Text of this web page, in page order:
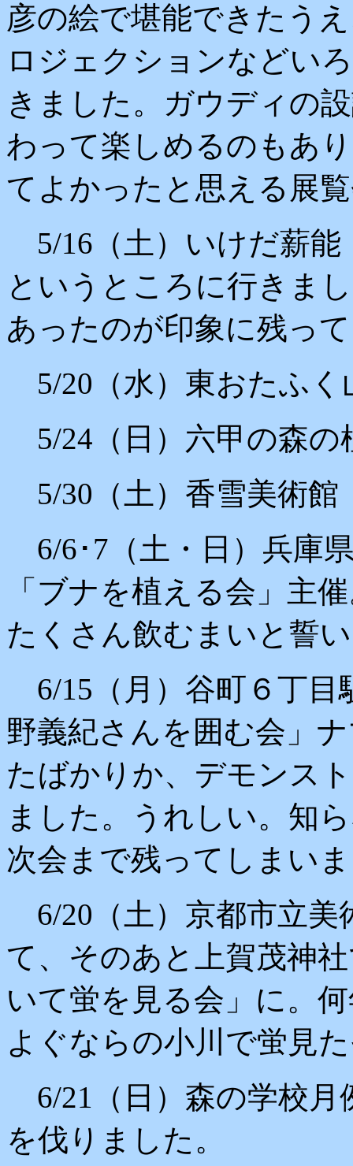
彦の絵で堪能できたう
ロジェクションなどい
きました。ガウディの
わって楽しめるのもあ
てよかったと思える展
5/16（土）いけだ薪
というところに行きま
あったのが印象に残っ
5/20（水）東おたふく
5/24（日）六甲の森の
5/30（土）香雪美術
6/6･7（土・日）兵庫
「ブナを植える会」主
たくさん飲むまいと誓
6/15（月）谷町６丁目
野義紀さんを囲む会」
たばかりか、デモンス
ました。うれしい。知
次会まで残ってしまい
6/20（土）京都市立美
て、そのあと上賀茂神
いて蛍を見る会」に。
よぐならの小川で蛍見
6/21（日）森の学校月
を伐りました。